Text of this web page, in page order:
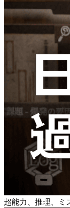
超能力、推理、ミ